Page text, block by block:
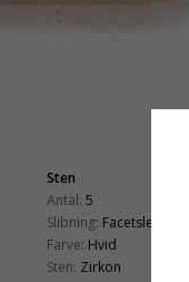
Sten
Antal: 5
Slibning: Facetsleben
Farve: Hvid
Sten: Zirkon